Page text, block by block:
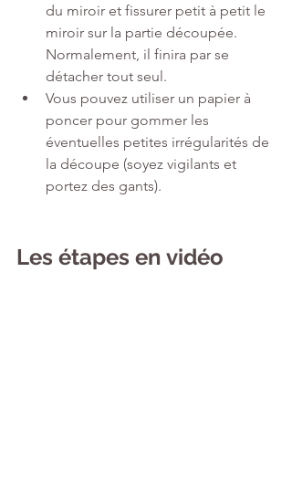
du miroir et fissurer petit à petit le
miroir sur la partie découpée.
Normalement, il finira par se
détacher tout seul.
Vous pouvez utiliser un papier à
poncer pour gommer les
éventuelles petites irrégularités de
la découpe (soyez vigilants et
portez des gants).
Les étapes en vidéo